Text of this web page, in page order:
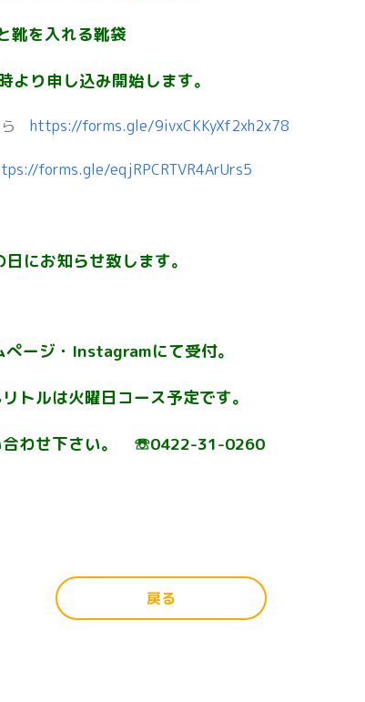
を入れる靴袋
より申し込み開始します。
らhttps://forms.gle/9ivxCKKyXf2xh2x78
forms.gle/eqjRPCRTVR4ArUrs5
にお知らせ致します。
ージ・Instagramにて受付。
トルは火曜日コース予定です。
合わせ下さい。 ☏0422-31-0260
戻る